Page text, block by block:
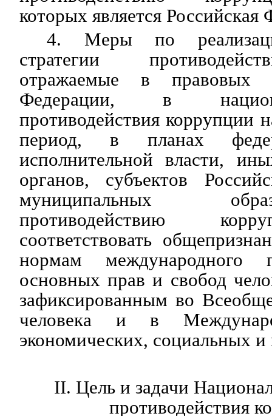
которых является Российская
4. Меры по
стратегии
отражаемые в правовых
Федерации, в
противодействия коррупции
период, в планах
исполнительной власти,
органов, субъектов
муниципальных
противодействию
соответствовать
нормам международного
основных прав и свобод
зафиксированным во
человека и в
экономических, социальных
II. Цель и задачи
противодействия